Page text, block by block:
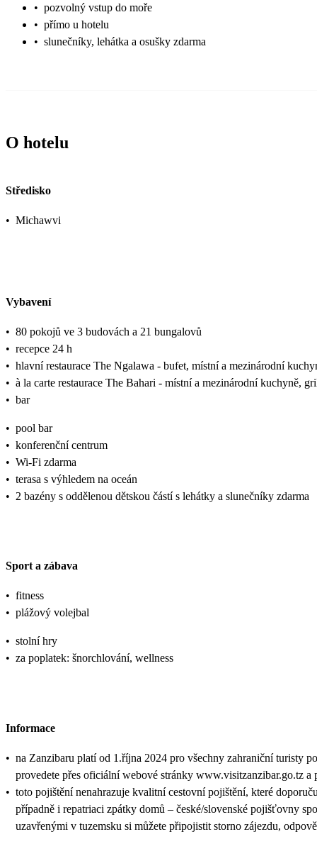
• pozvolný vstup do moře
• přímo u hotelu
• slunečníky, lehátka a osušky zdarma
O hotelu
Středisko
• Michawvi
Vybavení
• 80 pokojů ve 3 budovách a 21 bungalovů
• recepce 24 h
• hlavní restaurace The Ngalawa - bufet, místní a mezinárodní
• à la carte restaurace The Bahari - místní a mezinárodní kuchyně,
• bar
• pool bar
• konferenční centrum
• Wi-Fi zdarma
• terasa s výhledem na oceán
• 2 bazény s oddělenou dětskou částí s lehátky a slunečníky zdarma
Sport a zábava
• fitness
• plážový volejbal
• stolní hry
• za poplatek: šnorchlování, wellness
Informace
• na Zanzibaru platí od 1.října 2024 pro všechny zahraniční turisty
provedete přes oficiální webové stránky www.visitzanzibar.go.tz a
• toto pojištění nenahrazuje kvalitní cestovní pojištění, které
případně i repatriaci zpátky domů – české/slovenské pojišťovny
uzavřenými v tuzemsku si můžete připojistit storno zájezdu,